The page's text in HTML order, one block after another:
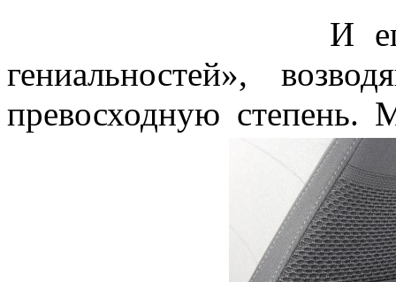
И еще есть
гениальностей»,
превосходную степень.